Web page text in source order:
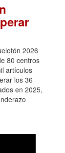
2026
80 centros
artículos
los 36
en 2025,